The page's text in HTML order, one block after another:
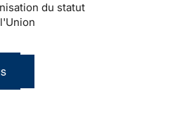
du statut